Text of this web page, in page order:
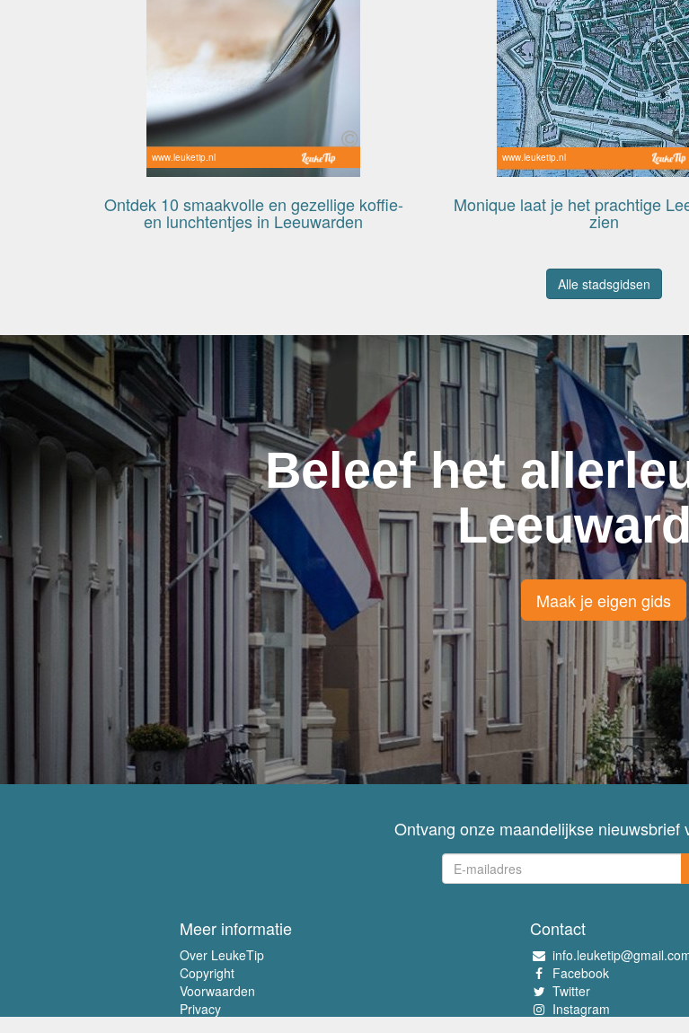
www.leuketip.nl
Ontdek 10 smaakvolle en gezellige koffie-
en lunchtentjes in Leeuwarden
www.leuketip.nl
Monique laat je het prachtige
zien
Alle stadsgidsen
Beleef het
Maak je eigen gids
Ontvang onze maandelijkse nieuwsbrief
Meer informatie
Over LeukeTip
Copyright
Voorwaarden
Privacy
Contact
Facebook
Twitter
Instagram